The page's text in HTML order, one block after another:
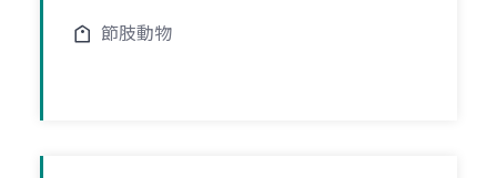
節肢動物